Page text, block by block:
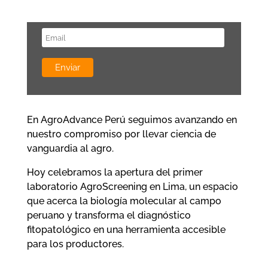
En AgroAdvance Perú seguimos avanzando en
nuestro compromiso por llevar ciencia de
vanguardia al agro.
Hoy celebramos la apertura del primer
laboratorio AgroScreening en Lima, un espacio
que acerca la biología molecular al campo
peruano y transforma el diagnóstico
fitopatológico en una herramienta accesible
para los productores.